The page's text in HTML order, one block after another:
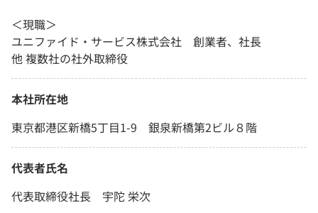
＜現職＞
ユニファイド・サービス株式会社 創業者、社長
他 複数社の社外取締役
本社所在地
東京都港区新橋5丁目1-9 銀泉新橋第2ビル８階
代表者氏名
代表取締役社長 宇陀 栄次